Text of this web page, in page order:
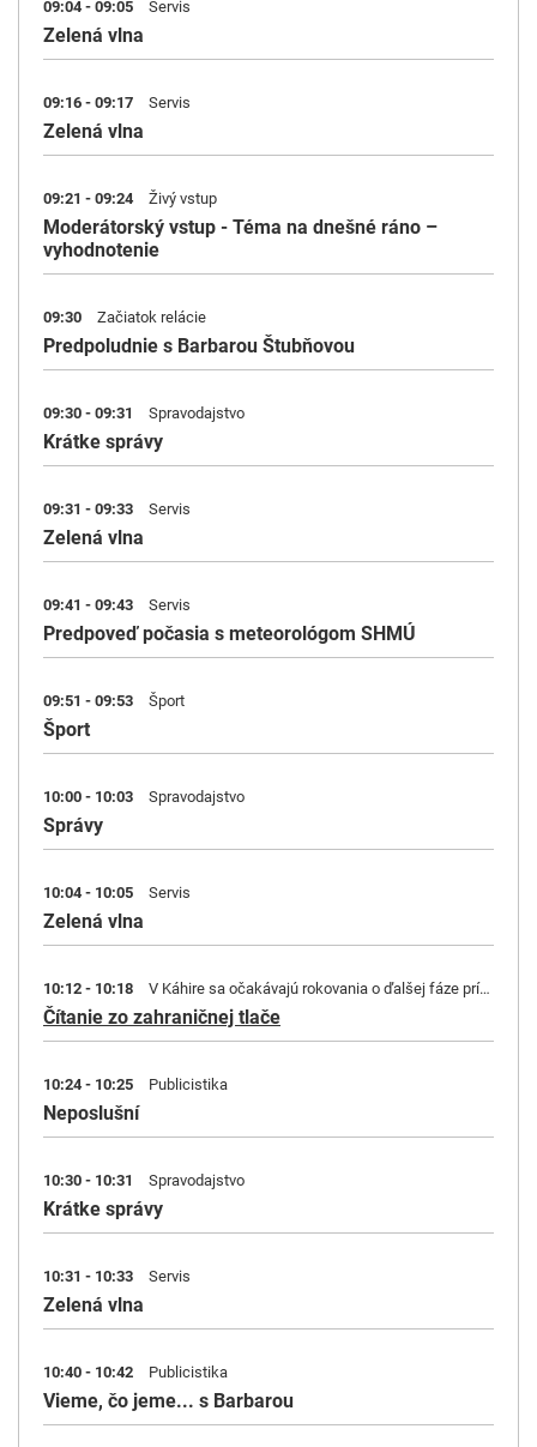
09:04 - 09:05 Servis
Zelená vlna
09:16 - 09:17 Servis
Zelená vlna
09:21 - 09:24 Živý vstup
Moderátorský vstup - Téma na dnešné ráno –
vyhodnotenie
09:30 Začiatok relácie
Predpoludnie s Barbarou Štubňovou
09:30 - 09:31 Spravodajstvo
Krátke správy
09:31 - 09:33 Servis
Zelená vlna
09:41 - 09:43 Servis
Predpoveď počasia s meteorológom SHMÚ
09:51 - 09:53 Šport
Šport
10:00 - 10:03 Spravodajstvo
Správy
10:04 - 10:05 Servis
Zelená vlna
10:12 - 10:18 V Káhire sa očakávajú rokovania o ďalšej fáze prímeria v Pásme Gazy. | Státisíce pracovných miest v EÚ sú ohrozené!
Čítanie zo zahraničnej tlače
10:24 - 10:25 Publicistika
Neposlušní
10:30 - 10:31 Spravodajstvo
Krátke správy
10:31 - 10:33 Servis
Zelená vlna
10:40 - 10:42 Publicistika
Vieme, čo jeme... s Barbarou